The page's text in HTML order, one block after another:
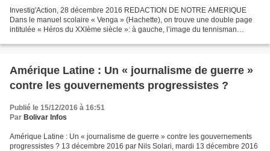
Investig'Action, 28 décembre 2016 REDACTION DE NOTRE AMERIQUE
Dans le manuel scolaire « Venga » (Hachette), on trouve une double page
intitulée « Héros du XXIème siècle »: à gauche, l’image du tennisman
​​​​​​​Amérique Latine : Un « journalisme de guerre »
contre les gouvernements progressistes ?
Publié le 15/12/2016 à 16:51
Par Bolivar Infos
Amérique Latine : Un « journalisme de guerre » contre les gouvernements
progressistes ? 13 décembre 2016 par Nils Solari, mardi 13 décembre 2016